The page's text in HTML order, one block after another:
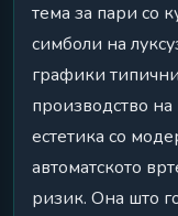
тема за пари со
симболи на
графики
производство на
естетика со
автоматското
ризик. Она што